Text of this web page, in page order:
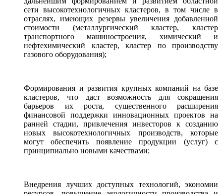
сети высокотехнологичных кластеров, в том числе в
отраслях, имеющих резервы увеличения добавленной
стоимости (металлургический кластер, кластер
транспортного машиностроения, химический и
нефтехимический кластер, кластер по производству
газового оборудования);
Формирования и развития крупных компаний на базе
кластеров, что даст возможность для сокращения
барьеров их роста, существенного расширения
финансовой поддержки инновационных проектов на
ранней стадии, привлечения инвесторов к созданию
новых высокотехнологичных производств, которые
могут обеспечить появление продукции (услуг) с
принципиально новыми качествами;
Внедрения лучших доступных технологий, экономии